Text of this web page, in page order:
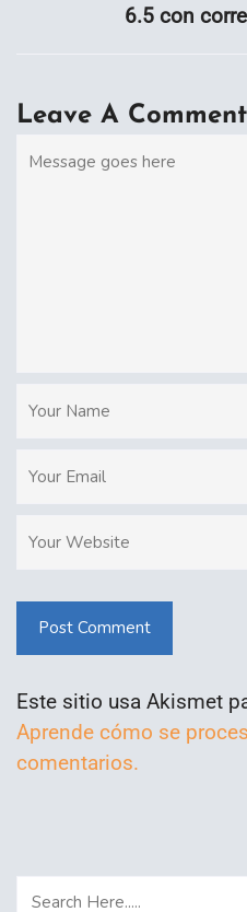
6.5 con
Leave A Comment
Post Comment
Este sitio usa Akismet
Aprende cómo se
comentarios.